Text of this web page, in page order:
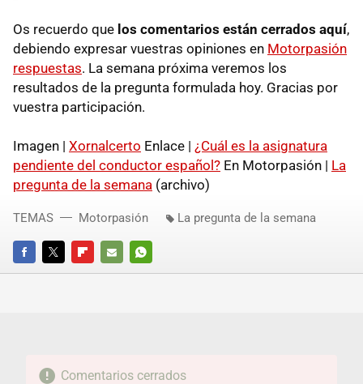
Os recuerdo que los comentarios están cerrados aquí,
debiendo expresar vuestras opiniones en Motorpasión
respuestas. La semana próxima veremos los
resultados de la pregunta formulada hoy. Gracias por
vuestra participación.
Imagen | Xornalcerto Enlace | ¿Cuál es la asignatura
pendiente del conductor español? En Motorpasión | La
pregunta de la semana (archivo)
FACEBOOKTWITTERFLIPBOARD
E-
WHATSAPP
TEMAS Motorpasión La pregunta de la semana
Comentarios cerrados